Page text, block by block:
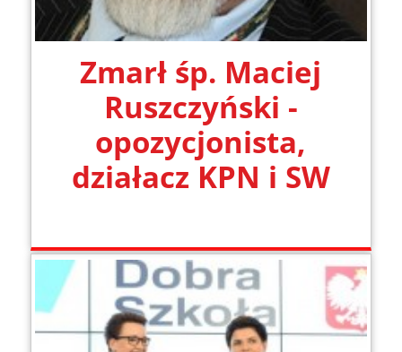
Zmarł śp. Maciej
Ruszczyński -
opozycjonista,
działacz KPN i SW